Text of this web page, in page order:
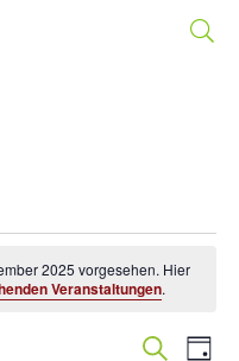
2025 vorgesehen. Hier
Veranstaltungen.
Suche